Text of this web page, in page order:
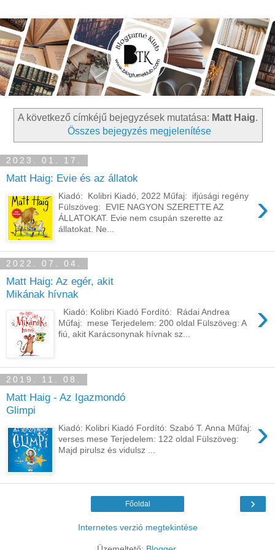
A következő címkéjű bejegyzések mutatása: Matt Haig.
Összes bejegyzés megjelenítése
2023. 01. 17.
Matt Haig: Evie ​és az állatok
›
Kiadó: Kolibri Kiadó, 2022 Műfaj: ifjúsági regény
Fülszöveg: EVIE NAGYON SZERETTE AZ
ÁLLATOKAT. Evie nem csupán szerette az
állatokat. Ne...
2022. 07. 04.
Matt Haig: Az egér, akit
Mikának hívnak
›
Kiadó: Kolibri Kiadó Fordító: Rádai Andrea
Műfaj: mese Terjedelem: 200 oldal Fülszöveg: A
fiú, akit Karácsonynak hívnak sz...
2019. 11. 08.
Matt Haig - Az Igazmondó
Glimpi
›
Kiadó: Kolibri Kiadó Fordító: Szabó T. Anna Műfaj:
verses mese Terjedelem: 122 oldal Fülszöveg:
Majd pirulsz és vidulsz ...
›
Főoldal
Internetes verzió megtekintése